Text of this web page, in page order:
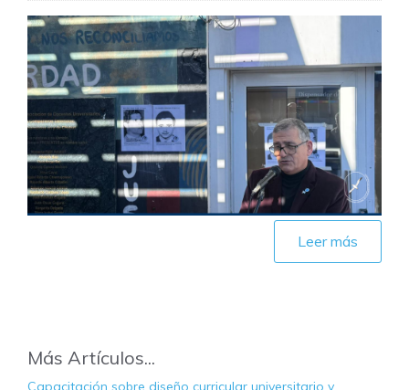
Leer más
Más Artículos...
Capacitación sobre diseño curricular universitario y